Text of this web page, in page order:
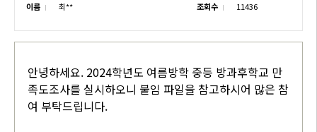
이름 최** 조회수 11436
안녕하세요. 2024학년도 여름방학 중등 방과후학교 만
족도조사를 실시하오니 붙임 파일을 참고하시어 많은 참
여 부탁드립니다.